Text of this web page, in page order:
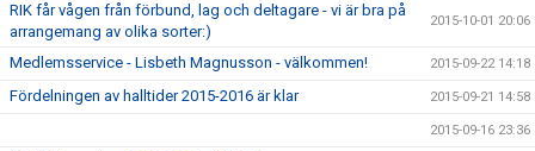
RIK får vågen från förbund, lag och deltagare - vi är bra på
arrangemang av olika sorter:)
2015-10-01 20:06
Medlemsservice - Lisbeth Magnusson - välkommen! 2015-09-22 14:18
Fördelningen av halltider 2015-2016 är klar 2015-09-21 14:58
2015-09-16 23:36